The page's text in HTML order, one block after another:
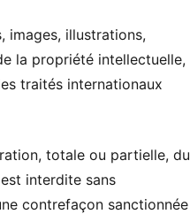
images, illustrations,
la propriété intellectuelle,
traités internationaux
totale ou partielle, du
interdite sans
contrefaçon sanctionnée